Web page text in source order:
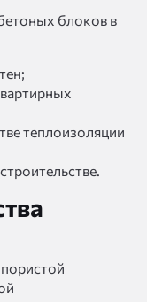
блоков в
теплоизоляции